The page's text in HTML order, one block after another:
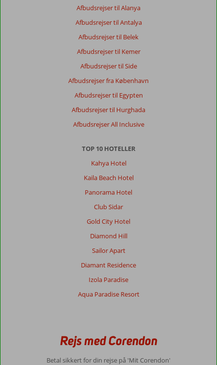
Afbudsrejser til Alanya
Afbudsrejser til Antalya
Afbudsrejser til Belek
Afbudsrejser til Kemer
Afbudsrejser til Side
Afbudsrejser fra København
Afbudsrejser til Egypten
Afbudsrejser til Hurghada
Afbudsrejser All Inclusive
TOP 10 HOTELLER
Kahya Hotel
Kaila Beach Hotel
Panorama Hotel
Club Sidar
Gold City Hotel
Diamond Hill
Sailor Apart
Diamant Residence
Izola Paradise
Aqua Paradise Resort
Rejs med Corendon
Betal sikkert for din rejse på 'Mit Corendon'